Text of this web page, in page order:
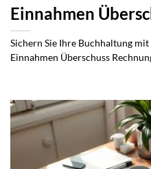
Einnahmen
Sichern Sie Ihre Buchhaltung
Einnahmen Überschuss